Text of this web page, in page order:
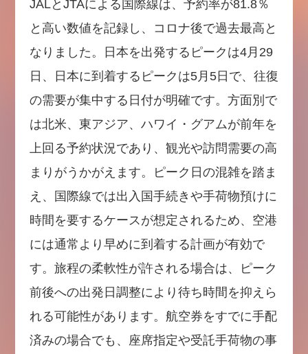
JALとJTAによる国際線は、予約率が81.8％
と高い数値を記録し、コロナ後で過去最高と
なりました。日本を出発するピークは4月29
日、日本に到着するピークは5月5日で、往復
の需要が集中する日付が明確です。方面別で
は北米、東アジア、ハワイ・グアムが前年を
上回る予約状況であり、観光や訪問需要の高
まりがうかがえます。ピーク日の混雑を踏ま
え、国際線では出入国手続きや手荷物預けに
時間を要するケースが想定されるため、空港
には通常より早めに到着する計画が有効で
す。旅程の柔軟性が許される場合は、ピーク
前後への出発日調整により待ち時間を抑えら
れる可能性があります。航空券をすでに手配
済みの場合でも、座席指定や受託手荷物の事